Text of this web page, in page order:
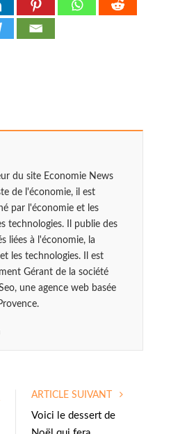
du site Economie News
de l'économie, il est
par l'économie et les
technologies. Il publie des
liées à l'économie, la
les technologies. Il est
Gérant de la société
une agence web basée
L
ARTICLE SUIVANT
Voici le dessert de